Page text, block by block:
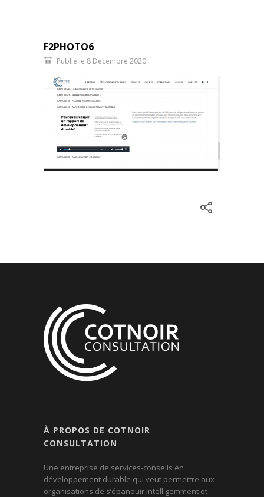
F2PHOTO6
Publié le 8 Décembre 2020
À PROPOS DE COTNOIR
CONSULTATION
Une entreprise de services-conseils en
développement durable qui veut permettre aux
organisations de s’épanouir intelligemment et